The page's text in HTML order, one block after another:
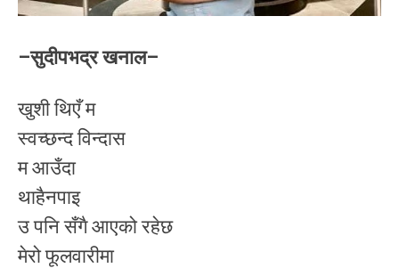
–सुदीपभद्र खनाल–
खुशी थिएँ म
स्वच्छन्द विन्दास
म आउँदा
थाहैनपाइ
उ पनि सँगै आएको रहेछ
मेरो फूलवारीमा